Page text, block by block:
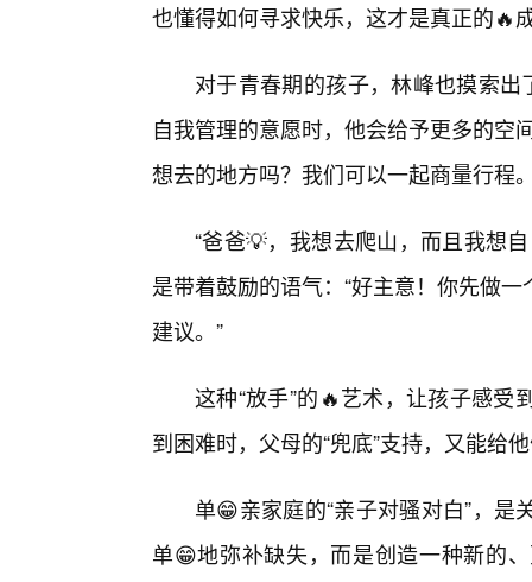
也懂得如何寻求快乐，这才是真正的🔥
对于青春期的孩子，林峰也摸索出
自我管理的意愿时，他会给予更多的空
想去的地方吗？我们可以一起商量行程
“爸爸💡，我想去爬山，而且我想
是带着鼓励的语气：“好主意！你先做
建议。”
这种“放手”的🔥艺术，让孩子感
到困难时，父母的“兜底”支持，又能给
单😁亲家庭的“亲子对骚对白”，
单😁地弥补缺失，而是创造一种新的